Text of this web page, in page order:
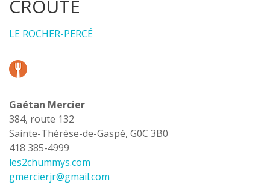
CROÛTE
LE ROCHER-PERCÉ
Gaétan Mercier
384, route 132
Sainte-Thérèse-de-Gaspé, G0C 3B0
418 385-4999
les2chummys.com
gmercierjr@gmail.com